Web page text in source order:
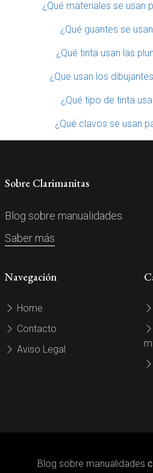
¿Qué materiales se usan
¿Qué guantes se
¿Qué tinta usan las
¿Que usan los
¿Qué tipo de tinta
¿Qué clavos se usan
Sobre Clarimanitas
Blog sobre manualidades.
Saber más
Navegación
Home
Contacto
Aviso Legal
Blog sobre manualidades